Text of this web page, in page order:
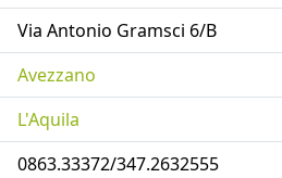
Via Antonio Gramsci 6/B
Avezzano
L'Aquila
0863.33372/347.2632555